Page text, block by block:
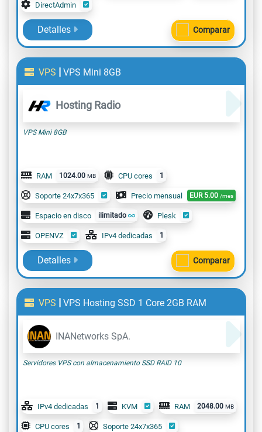
DirectAdmin
Detalles Comparar
VPS | VPS Mini 8GB
Hosting Radio
VPS Mini 8GB
RAM 1024.00 MB CPU cores 1
Soporte 24x7x365 Precio mensual EUR 5.00 /mes
Espacio en disco ilimitado Plesk
OPENVZ IPv4 dedicadas 1
Detalles Comparar
VPS | VPS Hosting SSD 1 Core 2GB RAM
INANetworks SpA.
Servidores VPS con almacenamiento SSD RAID 10
IPv4 dedicadas 1 KVM RAM 2048.00 MB
CPU cores 1 Soporte 24x7x365